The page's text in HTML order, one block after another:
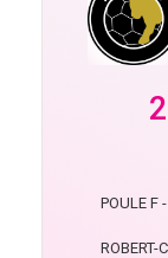
POULE F
ROBERT-